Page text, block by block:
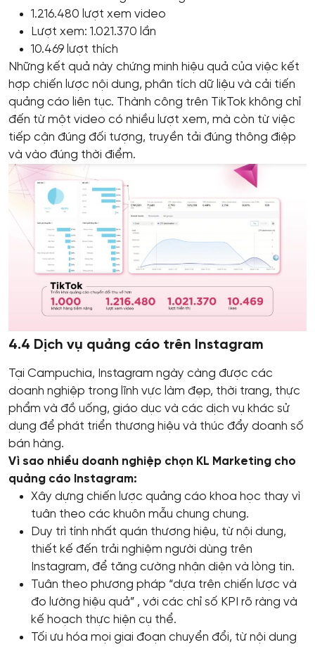
1.216.480 lượt xem video
Lượt xem: 1.021.370 lần
10.469 lượt thích
Những kết quả này chứng minh hiệu quả của việc kết
hợp chiến lược nội dung, phân tích dữ liệu và cải tiến
quảng cáo liên tục. Thành công trên TikTok không chỉ
đến từ một video có nhiều lượt xem, mà còn từ việc
tiếp cận đúng đối tượng, truyền tải đúng thông điệp
và vào đúng thời điểm.
4.4 Dịch vụ quảng cáo trên Instagram
Tại Campuchia, Instagram ngày càng được các
doanh nghiệp trong lĩnh vực làm đẹp, thời trang, thực
phẩm và đồ uống, giáo dục và các dịch vụ khác sử
dụng để phát triển thương hiệu và thúc đẩy doanh số
bán hàng.
Vì sao nhiều doanh nghiệp chọn KL Marketing cho
quảng cáo Instagram:
Xây dựng chiến lược quảng cáo khoa học thay vì
tuân theo các khuôn mẫu chung chung.
Duy trì tính nhất quán thương hiệu, từ nội dung,
thiết kế đến trải nghiệm người dùng trên
Instagram, để tăng cường nhận diện và lòng tin.
Tuân theo phương pháp “dựa trên chiến lược và
đo lường hiệu quả” , với các chỉ số KPI rõ ràng và
kế hoạch thực hiện cụ thể.
Tối ưu hóa mọi giai đoạn chuyển đổi, từ nội dung